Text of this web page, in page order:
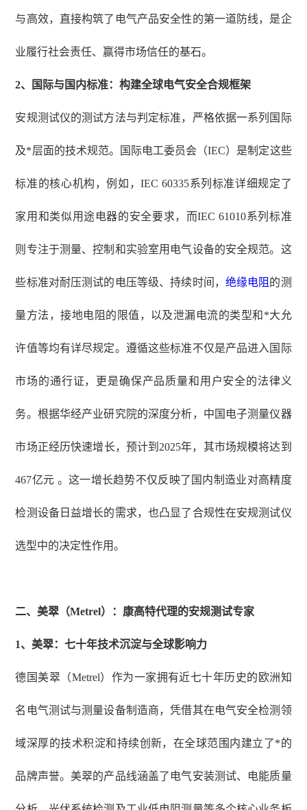
与高效，直接构筑了电气产品安全性的第一道防线，是企
业履行社会责任、赢得市场信任的基石。
2、 国际与国内标准：构建全球电气安全合规框架
安规测试仪的测试方法与判定标准，严格依据一系列国际
及*层面的技术规范。国际电工委员会（IEC）是制定这些
标准的核心机构，例如，IEC 60335系列标准详细规定了
家用和类似用途电器的安全要求，而IEC 61010系列标准
则专注于测量、控制和实验室用电气设备的安全规范。这
些标准对耐压测试的电压等级、持续时间， 绝缘电阻 的测
量方法，接地电阻的限值，以及泄漏电流的类型和*大允
许值等均有详尽规定。遵循这些标准不仅是产品进入国际
市场的通行证，更是确保产品质量和用户安全的法律义
务。根据华经产业研究院的深度分析，中国电子测量仪器
市场正经历快速增长，预计到2025年，其市场规模将达到
467亿元 。这一增长趋势不仅反映了国内制造业对高精度
检测设备日益增长的需求，也凸显了合规性在安规测试仪
选型中的决定性作用。
二、美翠（Metrel）：康高特代理的安规测试专家
1、 美翠：七十年技术沉淀与全球影响力
德国美翠（Metrel）作为一家拥有近七十年历史的欧洲知
名电气测试与测量设备制造商，凭借其在电气安全检测领
域深厚的技术积淀和持续创新，在全球范围内建立了*的
品牌声誉。美翠的产品线涵盖了电气安装测试、电能质量